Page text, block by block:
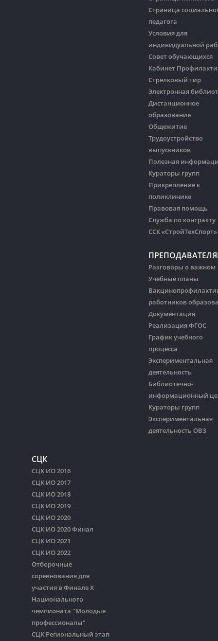
Страница
педагога
Условия для
индивидуальной
Совет обучающихся
Кабинет
Стрелковый тир
Электронная
Дистанционное
образование
Общежитие
Трудоустройство
выпускников
Полезная
Кураторы групп
Прикрепление к
поликлинике
Правовая помощь
Служба по контракту
ССК «СтройТехСпорт»
Разговоры о важном
Учебные планы
работников
Документация
Реализация ФГОС
График учебного
процесса
Экспериментальная
деятельность
Библиотечно-
информационный
Кураторы групп
Экспериментальная
деятельность ОВЗ
СЦК
СЦК ИО 2016
СЦК ИО 2017
СЦК ИО 2018
СЦК ИО 2019
СЦК ИО 2020
СЦК ИО 2020 Финал
СЦК ИО 2021
СЦК ИО 2022
Отборочные
соревнования для
участия в Финале Х
Национального
чемпионата "Молодые
профессионалы"
СЦК Региональный этап